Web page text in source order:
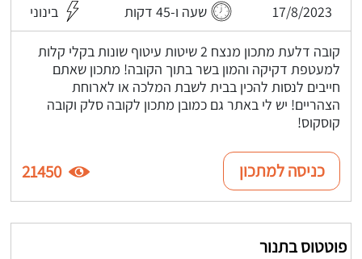
17/8/2023 שעה ו-45 דקות בינוני
קובה דלעת מתכון מנצח 2 שיטות עיטוף שונות בקלי קלות
למעטפת דקיקה והמון בשר בתוך הקובה! מתכון שאתם
חייבים לנסות להכין בבית לשבת המלכה או לארוחת
הצהריים! יש לי באתר גם כמובן מתכון לקובה סלק וקובה
קוסקוס!
כניסה למתכון 21450
פוטטוס בתנור